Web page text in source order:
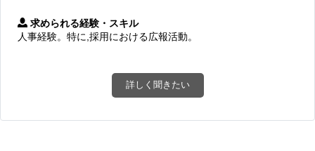
求められる経験・スキル
人事経験。特に,採用における広報活動。
詳しく聞きたい